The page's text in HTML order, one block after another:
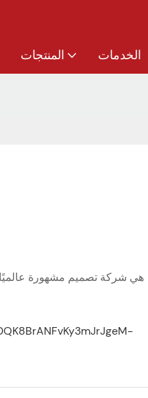
المنتجات الخدمات